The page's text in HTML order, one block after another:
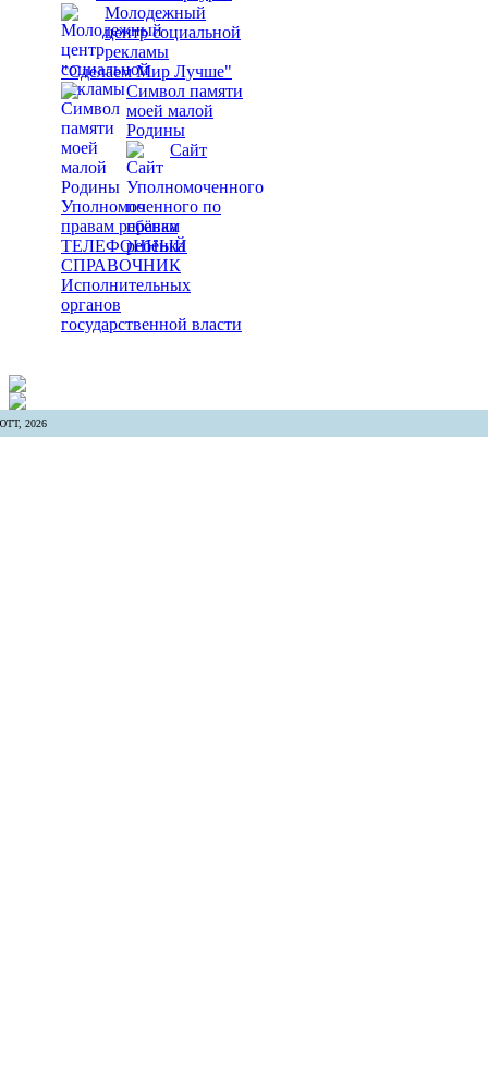
Молодежный
центр социальной
рекламы
"Сделаем Мир Лучше"
Символ памяти
моей малой
Родины
Сайт
Уполномоченного по
правам ребёнка
ТЕЛЕФОННЫЙ
СПРАВОЧНИК
Исполнительных
органов
государственной власти
2026